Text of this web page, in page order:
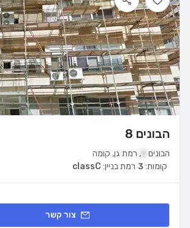
הבונים 8
הבונים , רמת גן, קומה
רמת בניין: classC קומות:3
צור קשר